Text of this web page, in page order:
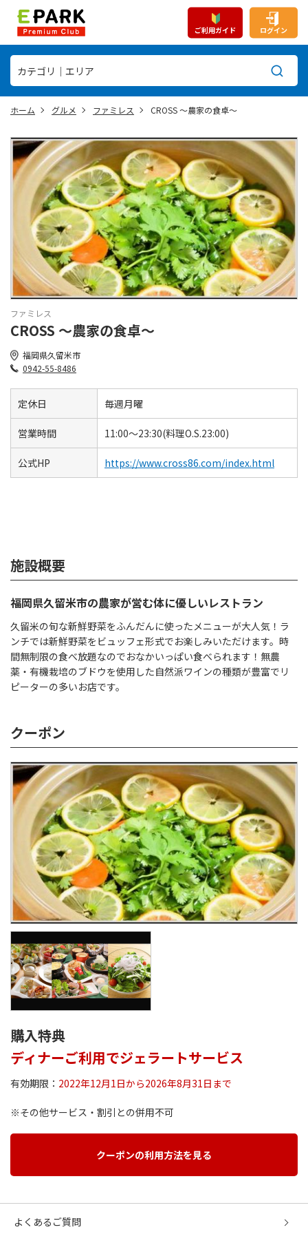
ご利用ガイド ログイン
ホーム グルメ ファミレス CROSS ～農家の食卓～
ファミレス
CROSS ～農家の食卓～
福岡県久留米市
0942-55-8486
定休日 毎週月曜
営業時間 11:00～23:30(料理O.S.23:00)
公式HP https://www.cross86.com/index.html
施設概要
福岡県久留米市の農家が営む体に優しいレストラン
久留米の旬な新鮮野菜をふんだんに使ったメニューが大人気！ラ
ンチでは新鮮野菜をビュッフェ形式でお楽しみいただけます。時
間無制限の食べ放題なのでおなかいっぱい食べられます！無農
薬・有機栽培のブドウを使用した自然派ワインの種類が豊富でリ
ピーターの多いお店です。
クーポン
購入特典
ディナーご利用でジェラートサービス
有効期限： 2022年12月1日から2026年8月31日まで
※その他サービス・割引との併用不可
クーポンの利用方法を見る
よくあるご質問